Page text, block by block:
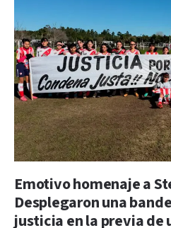
Emotivo homenaje a
Desplegaron una
justicia en la previa de